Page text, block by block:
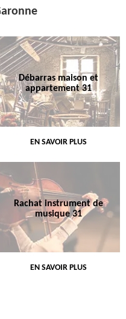
Débarras maison et
appartement 31
EN SAVOIR PLUS
Rachat instrument de
musique 31
EN SAVOIR PLUS